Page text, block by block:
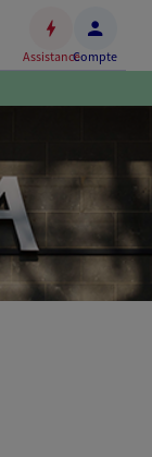
AssistanceCompte